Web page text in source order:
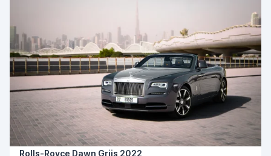
Rolls-Royce Dawn Grijs 2022